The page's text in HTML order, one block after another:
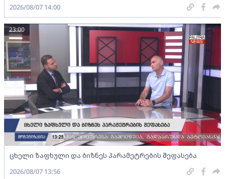
2026/08/07 14:00
ცხელი ზაფხული და ბიზნეს პარამეტრების შეფასება
23:00
2026/08/07 13:56